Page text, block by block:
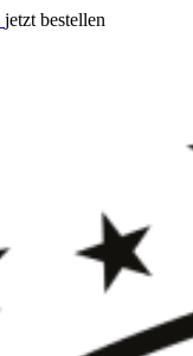
jetzt bestellen